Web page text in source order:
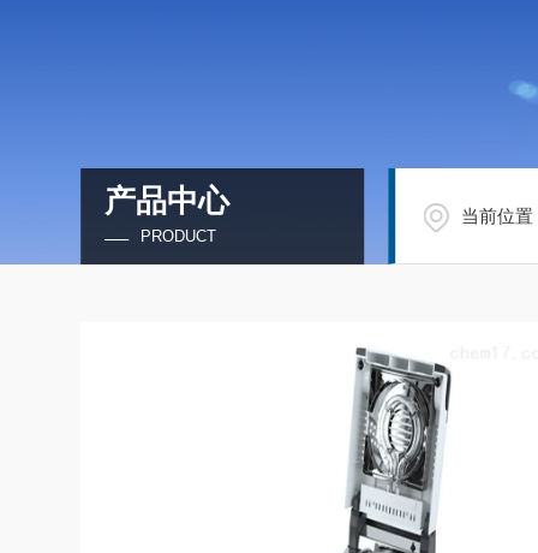
产品中心
PRODUCT
当前位置